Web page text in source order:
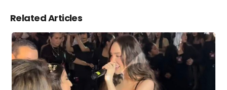
Related Articles